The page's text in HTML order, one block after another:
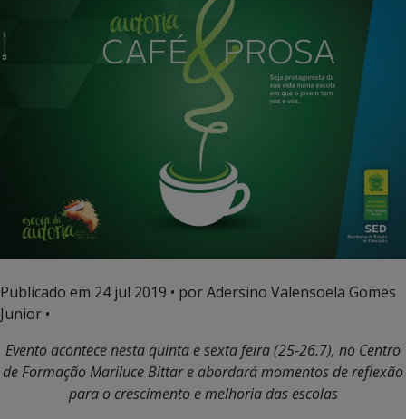
Publicado em 24 jul 2019 • por Adersino Valensoela Gomes
Junior •
Evento acontece nesta quinta e sexta feira (25-26.7), no Centro
de Formação Mariluce Bittar e abordará momentos de reflexão
para o crescimento e melhoria das escolas